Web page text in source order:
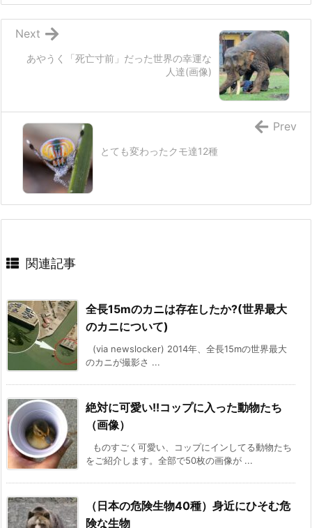
あやうく「死亡寸前」だった世界の幸運な
人達(画像)
Next
とても変わったクモ達12種
Prev
関連記事
全長15mのカニは存在したか?(世界最大
のカニについて)
(via newslocker) 2014年、全長15mの世界最大
のカニが撮影さ ...
絶対に可愛い!!コップに入った動物たち
（画像）
ものすごく可愛い、コップにインしてる動物たち
をご紹介します。全部で50枚の画像が ...
（日本の危険生物40種）身近にひそむ危
険な生物